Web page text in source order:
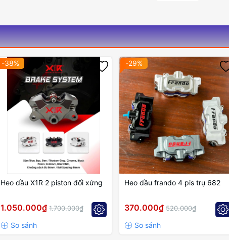
-38%
Heo dầu X1R 2 piston đối xứng
1.050.000₫ 1.700.000₫
-29%
Heo dầu frando 4 pis trụ 682
370.000₫ 520.000₫